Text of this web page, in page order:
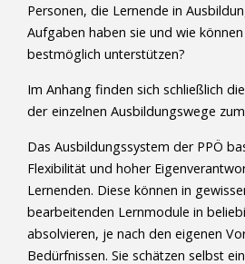
Personen, die Lernende in
Aufgaben haben sie und wie
bestmöglich unterstützen?
Im Anhang finden sich schließlich
der einzelnen Ausbildungswege
Das Ausbildungssystem der PPÖ
Flexibilität und hoher
Lernenden. Diese können in
bearbeitenden Lernmodule in
absolvieren, je nach den eigenen
Bedürfnissen. Sie schätzen selbst